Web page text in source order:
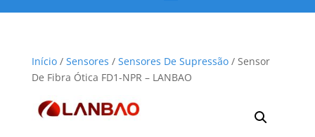
Início/ Sensores / Sensores De Supressão/ Sensor
De Fibra Ótica FD1-NPR – LANBAO